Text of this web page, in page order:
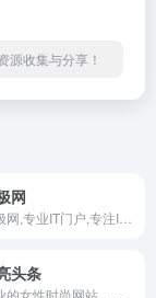
源收集与分享！
网
头条